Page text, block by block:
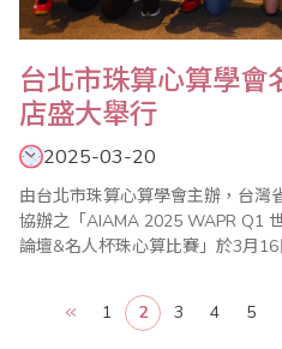
台北市珠算心算學會
店盛大舉行
2025-03-20
由台北市珠算心算學會主辦，台灣
協辦之「AIAMA 2025 WAPR Q1
論壇&名人杯珠心算比賽」於3月
「2025 珠算奧林匹克國際大賽」
算PK 獎金賽」，每年大會均遴選
1 2 3 4 5